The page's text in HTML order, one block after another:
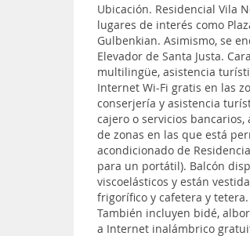
Ubicación. Residencial Vila
lugares de interés como
Gulbenkian. Asimismo, se
Elevador de Santa Justa.
multilingüe, asistencia
Internet Wi-Fi gratis en las
conserjería y asistencia
cajero o servicios
de zonas en las que está
acondicionado de
para un portátil). Balcón
viscoelásticos y están
frigorífico y cafetera y
También incluyen bidé,
a Internet inalámbrico